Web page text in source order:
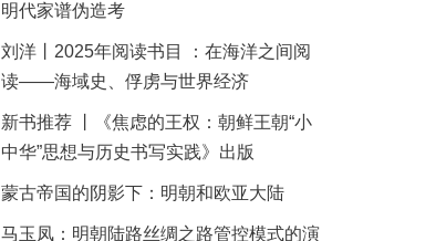
明代家谱伪造考
刘洋丨2025年阅读书目 ：在海洋之间阅
读——海域史、俘虏与世界经济
新书推荐 丨《焦虑的王权：朝鲜王朝“小
中华”思想与历史书写实践》出版
蒙古帝国的阴影下：明朝和欧亚大陆
马玉凤：明朝陆路丝绸之路管控模式的演